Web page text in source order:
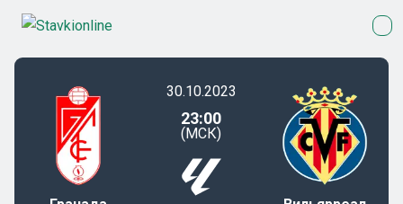
30.10.2023
23:00
(МСК)